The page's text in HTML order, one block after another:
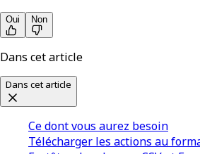
Oui Non
Dans cet article
Dans cet article
Ce dont vous aurez besoin
Télécharger les actions au